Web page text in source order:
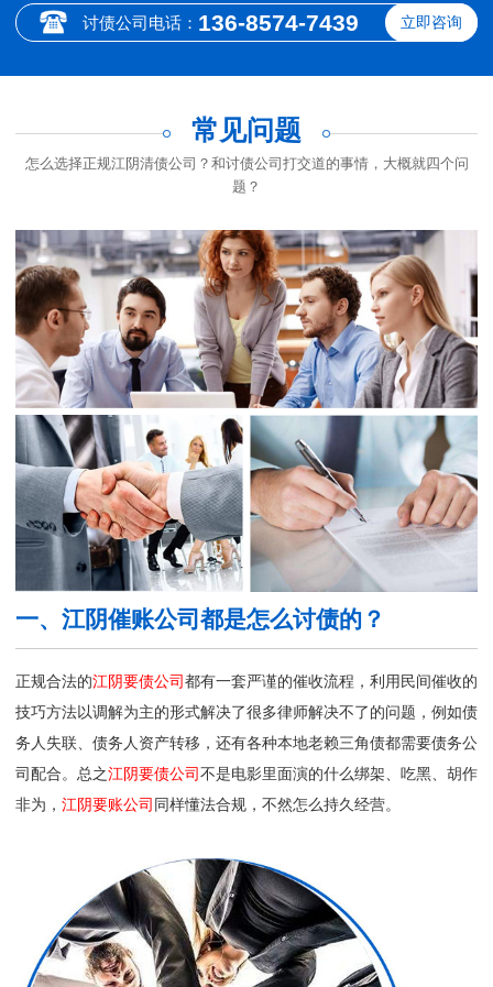
讨债公司电话： 136-8574-7439 立即咨询
常见问题
怎么选择正规江阴清债公司？和讨债公司打交道的事情，大概就四个问
题？
一、江阴催账公司都是怎么讨债的？
正规合法的江阴要债公司都有一套严谨的催收流程，利用民间催收的
技巧方法以调解为主的形式解决了很多律师解决不了的问题，例如债
务人失联、债务人资产转移，还有各种本地老赖三角债都需要债务公
司配合。总之江阴要债公司不是电影里面演的什么绑架、吃黑、胡作
非为， 江阴要账公司 同样懂法合规，不然怎么持久经营。